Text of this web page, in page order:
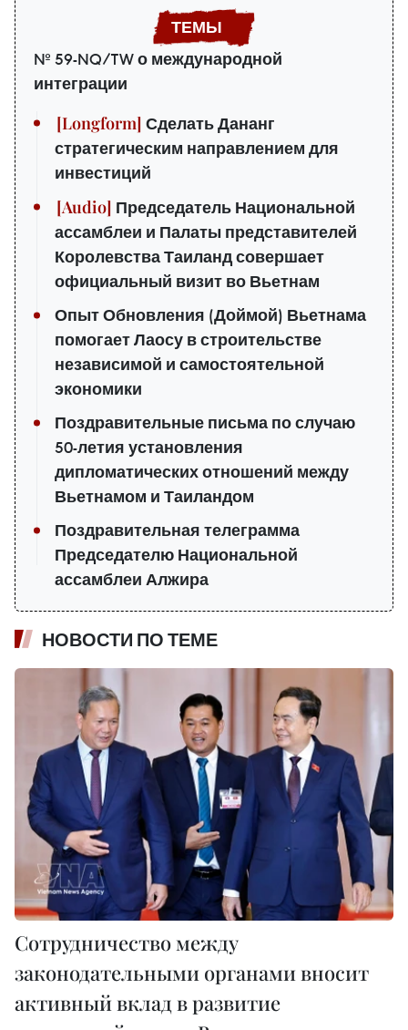
№ 59-NQ/TW о международной
интеграции
Сделать Дананг
стратегическим направлением для
инвестиций
Председатель Национальной
ассамблеи и Палаты представителей
Королевства Таиланд совершает
официальный визит во Вьетнам
Опыт Обновления (Доймой) Вьетнама
помогает Лаосу в строительстве
независимой и самостоятельной
экономики
Поздравительные письма по случаю
50-летия установления
дипломатических отношений между
Вьетнамом и Таиландом
Поздравительная телеграмма
Председателю Национальной
ассамблеи Алжира
НОВОСТИ ПО ТЕМЕ
Сотрудничество между
законодательными органами вносит
активный вклад в развитие